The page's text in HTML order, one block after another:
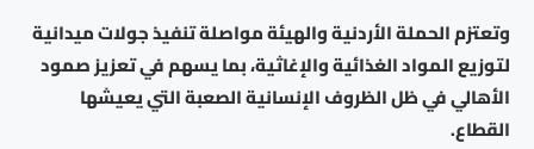
وتعتزم الحملة الأردنية والهيئة مواصلة تنفيذ جولات ميدانية
لتوزيع المواد الغذائية والإغاثية، بما يسهم في تعزيز صمود
الأهالي في ظل الظروف الإنسانية الصعبة التي يعيشها
القطاع.